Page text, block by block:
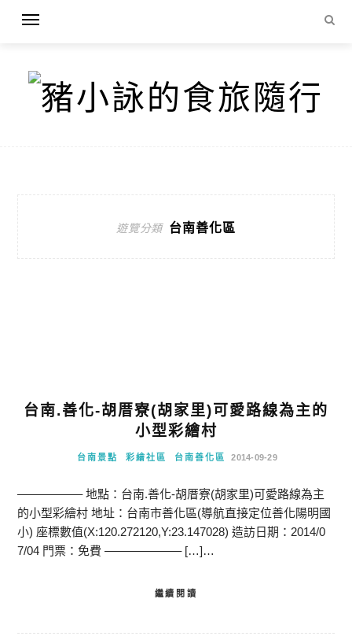
遊覽分類 台南善化區
台南.善化-胡厝寮(胡家里)可愛路線為主的
小型彩繪村
台南景點 彩繪社區 台南善化區 2014-09-29
—————– 地點：台南.善化-胡厝寮(胡家里)可愛路線為主
的小型彩繪村 地址：台南市善化區(導航直接定位善化陽明國
小) 座標數值(X:120.272120,Y:23.147028) 造訪日期：2014/0
7/04 門票：免費 ——————– […]…
繼續閱讀